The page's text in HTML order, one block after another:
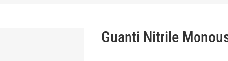
Guanti Nitrile